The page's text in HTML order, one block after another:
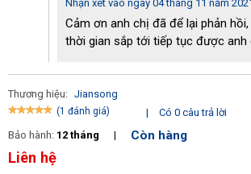
Ưu điểm của JS 580 thu hút
- Bên cạnh đó, máy mài sàn công nghiệp JS
trên dây chuyền công nghệ hiện đại đạt tiêu
thế chất lượng được đảm bảo và có giá rẻ
máy có cùng phân khúc trên thị trường.
Nhận xét vào ngày 04 tháng 11 năm
Cảm ơn anh chị đã để lại phản
thời gian sắp tới tiếp tục được anh
Thương hiệu: Jiansong
(1 đánh giá) |
Có 0 câu trả lời
Bảo hành: 12 tháng | Còn hàng
Liên hệ